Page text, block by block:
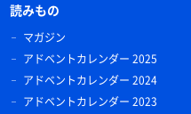
読みもの
マガジン
アドベントカレンダー 2025
アドベントカレンダー 2024
アドベントカレンダー 2023